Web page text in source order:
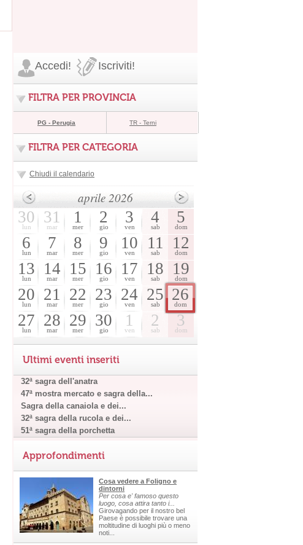
Accedi! Iscriviti!
FILTRA PER PROVINCIA
PG - Perugia TR - Terni
FILTRA PER CATEGORIA
Chiudi il calendario
aprile 2026
30
lun
31
mar
1
mer
2
gio
3
ven
4
sab
5
dom
6
lun
7
mar
8
mer
9
gio
10
ven
11
sab
12
dom
13
lun
14
mar
15
mer
16
gio
17
ven
18
sab
19
dom
20
lun
21
mar
22
mer
23
gio
24
ven
25
sab
26
dom
27
lun
28
mar
29
mer
30
gio
1
ven
2
sab
3
dom
Ultimi eventi inseriti
32ª sagra dell'anatra
47ª mostra mercato e sagra della...
Sagra della canaiola e dei...
32ª sagra della rucola e dei...
51ª sagra della porchetta
Approfondimenti
Cosa vedere a Foligno e
dintorni
Per cosa e' famoso questo
luogo, cosa attira tanto i...
Girovagando per il nostro bel
Paese è possibile trovare una
moltitudine di luoghi più o meno
noti...